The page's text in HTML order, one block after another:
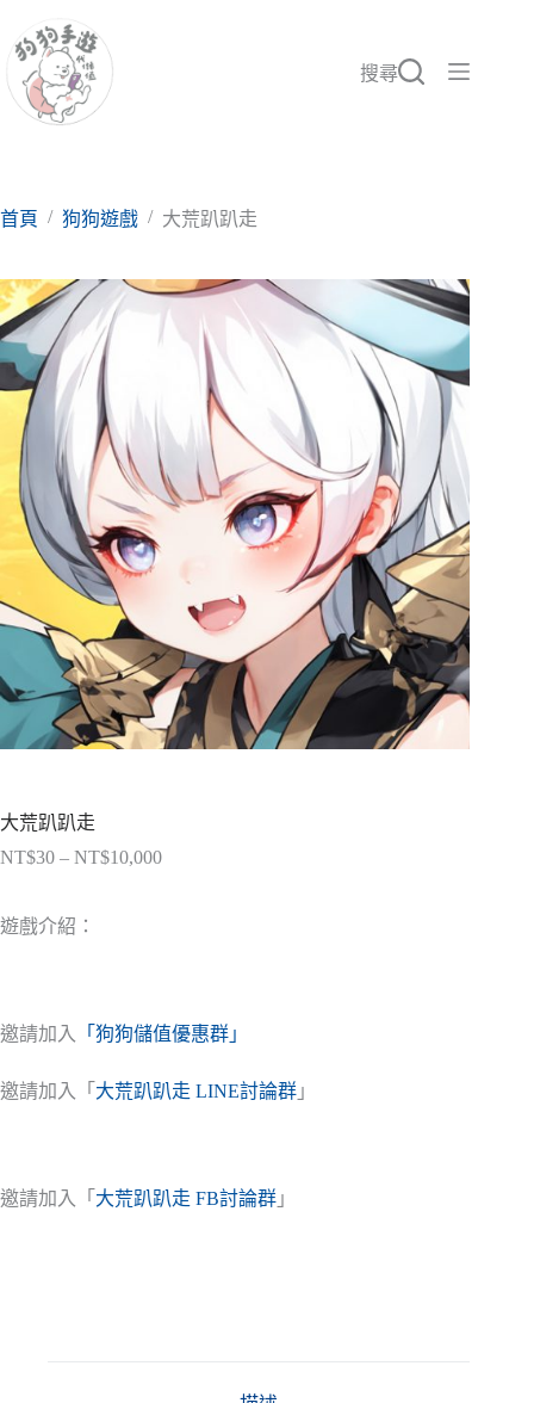
至
要
搜尋
首頁 / 狗狗遊戲 / 大荒趴趴走
大荒趴趴走
NT$30 – NT$10,000價
NT$10,000
遊戲介紹：
邀請加入 「狗狗儲值優惠群」
邀請加入「 大荒趴趴走 LINE討論群 」
邀請加入「 大荒趴趴走 FB討論群 」